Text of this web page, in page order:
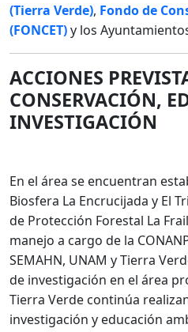
(Tierra Verde), Fondo de
(FONCET)y los
ACCIONES
CONSERVACIÓN,
INVESTIGACIÓN
En el área se encuentran
Biosfera La Encrucijada y El
de Protección Forestal La
manejo a cargo de la
SEMAHN, UNAM y Tierra
de investigación en el área
Tierra Verde continúa
investigación y educación